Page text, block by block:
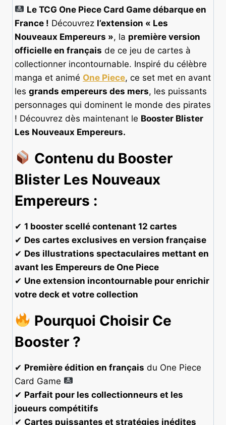
Le TCG One Piece Card Game débarque en
France ! Découvrez l’extension « Les
Nouveaux Empereurs », la première version
officielle en français de ce jeu de cartes à
collectionner incontournable. Inspiré du célèbre
manga et animé One Piece, ce set met en avant
les grands empereurs des mers, les puissants
personnages qui dominent le monde des pirates
! Découvrez dès maintenant le Booster Blister
Les Nouveaux Empereurs.
Contenu du Booster
Blister Les Nouveaux
Empereurs :
✔ 1 booster scellé contenant 12 cartes
✔ Des cartes exclusives en version française
✔ Des illustrations spectaculaires mettant en
avant les Empereurs de One Piece
✔ Une extension incontournable pour enrichir
votre deck et votre collection
Pourquoi Choisir Ce
Booster ?
✔ Première édition en français du One Piece
Card Game
✔ Parfait pour les collectionneurs et les
joueurs compétitifs
✔ Cartes puissantes et stratégies inédites